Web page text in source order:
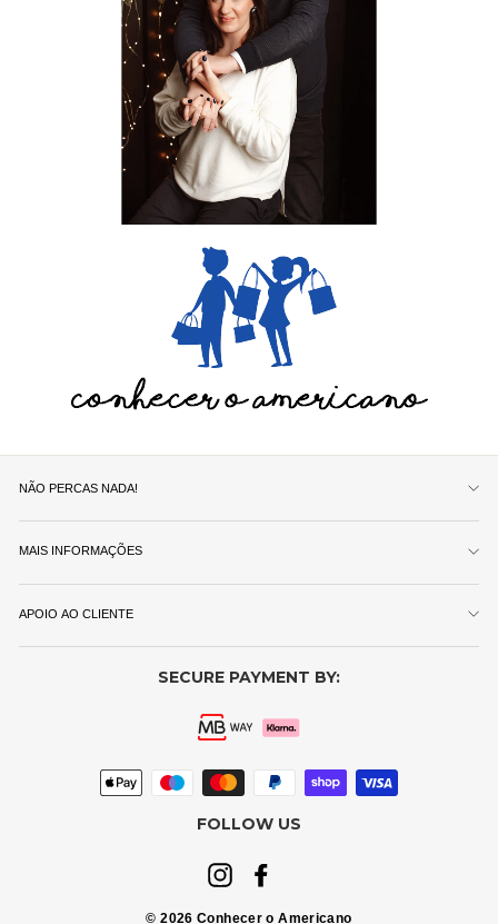
NÃO PERCAS NADA!
MAIS INFORMAÇÕES
APOIO AO CLIENTE
SECURE PAYMENT BY:
FOLLOW US
Instagram
© 2026 Conhecer o Americano